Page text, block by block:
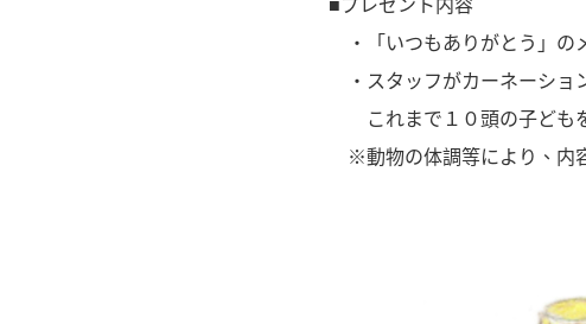
■プレゼント内容
・「いつもありがとう」の
・スタッフがカーネーショ
これまで１０頭の子どもを
※動物の体調等により、内